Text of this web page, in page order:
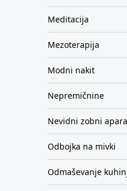
Meditacija
Mezoterapija
Modni nakit
Nepremičnine
Nevidni zobni
Odbojka na mivki
Odmaševanje